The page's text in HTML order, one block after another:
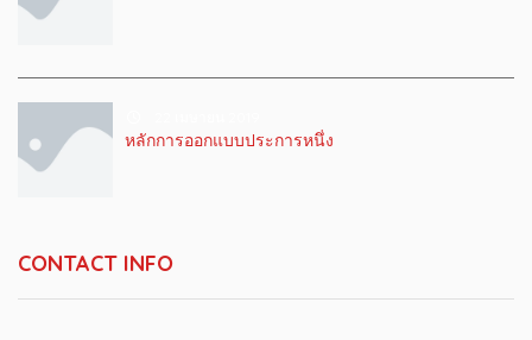
หลักการออกแบบประการหนึ่ง
CONTACT INFO